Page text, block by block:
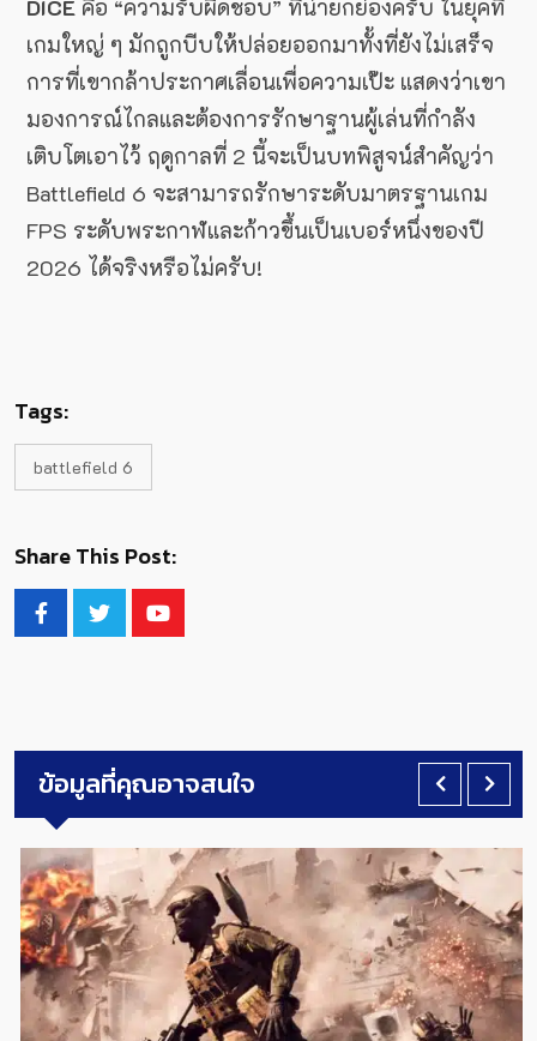
DICE คือ “ความรับผิดชอบ” ที่น่ายกย่องครับ ในยุคที่
เกมใหญ่ ๆ มักถูกบีบให้ปล่อยออกมาทั้งที่ยังไม่เสร็จ
การที่เขากล้าประกาศเลื่อนเพื่อความเป๊ะ แสดงว่าเขา
มองการณ์ไกลและต้องการรักษาฐานผู้เล่นที่กำลัง
เติบโตเอาไว้ ฤดูกาลที่ 2 นี้จะเป็นบทพิสูจน์สำคัญว่า
Battlefield 6 จะสามารถรักษาระดับมาตรฐานเกม
FPS ระดับพระกาฬและก้าวขึ้นเป็นเบอร์หนึ่งของปี
2026 ได้จริงหรือไม่ครับ!
Tags:
battlefield 6
Share This Post:
ข้อมูลที่คุณอาจสนใจ